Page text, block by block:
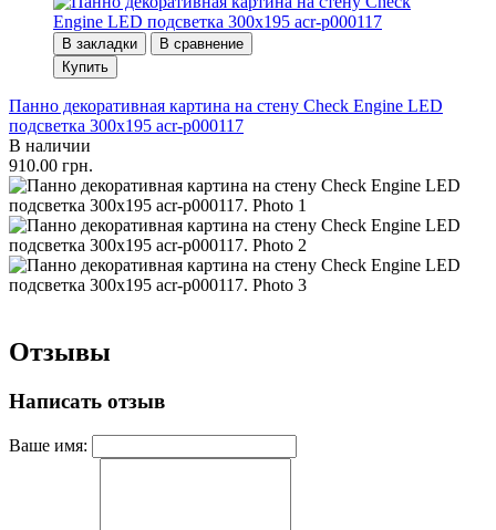
В закладки
В сравнение
Купить
Панно декоративная картина на стену Check Engine LED
подсветка 300х195 acr-p000117
В наличии
910.00 грн.
Отзывы
Написать отзыв
Ваше имя: